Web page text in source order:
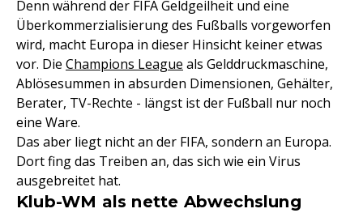
Denn während der FIFA Geldgeilheit und eine
Überkommerzialisierung des Fußballs vorgeworfen
wird, macht Europa in dieser Hinsicht keiner etwas
vor. Die Champions League als Gelddruckmaschine,
Ablösesummen in absurden Dimensionen, Gehälter,
Berater, TV-Rechte - längst ist der Fußball nur noch
eine Ware.
Das aber liegt nicht an der FIFA, sondern an Europa.
Dort fing das Treiben an, das sich wie ein Virus
ausgebreitet hat.
Klub-WM als nette Abwechslung